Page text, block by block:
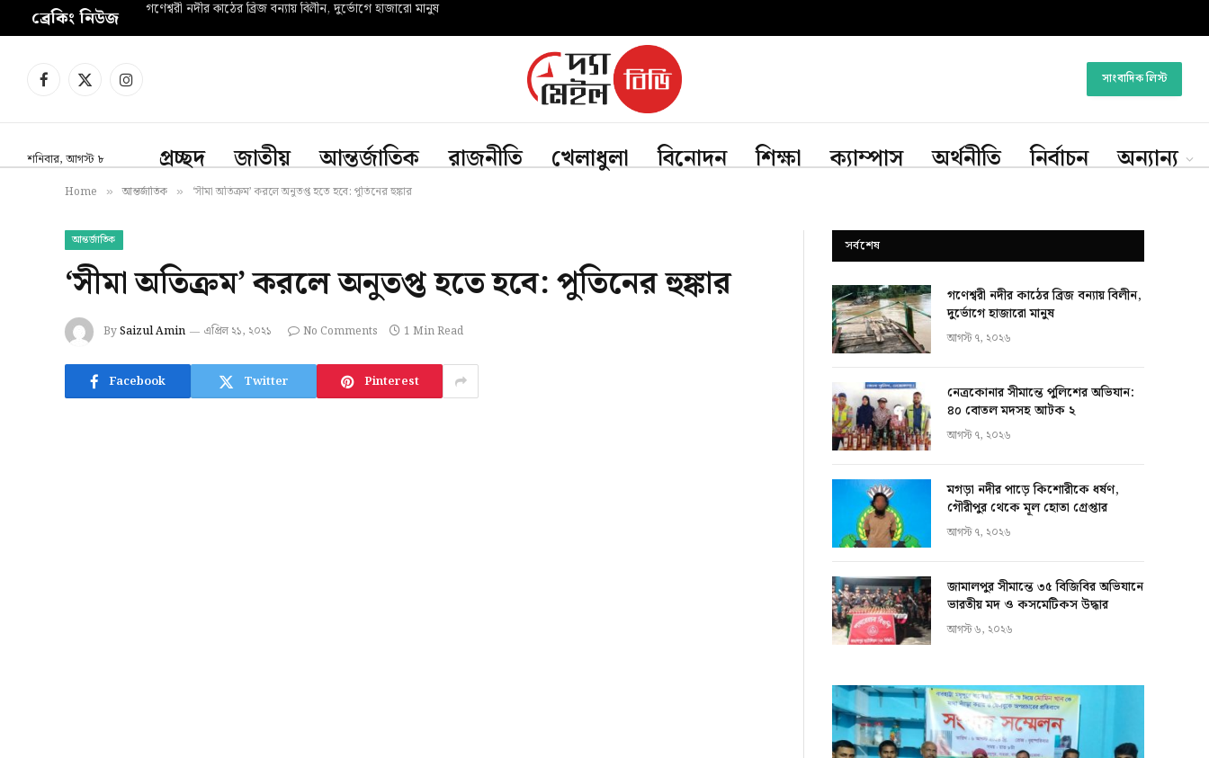
ব্রেকিং নিউজ গণেশ্বরী নদীর কাঠের ব্রিজ বন্যায় বিলীন, দুর্ভোগে হাজারো মানুষ
Facebook
X
Instagram সাংবাদিক লিস্ট
শনিবার, আগস্ট ৮ প্রচ্ছদ জাতীয় আন্তর্জাতিক রাজনীতি খেলাধুলা বিনোদন শিক্ষা ক্যাম্পাস অর্থনীতি নির্বাচন অন্যান্য
Home » আন্তর্জাতিক » ‘সীমা অতিক্রম’ করলে অনুতপ্ত হতে হবে: পুতিনের হুঙ্কার
আন্তর্জাতিক
‘সীমা অতিক্রম’ করলে অনুতপ্ত হতে হবে: পুতিনের হুঙ্কার
BySaizul Amin এপ্রিল ২১, ২০২১ No Comments 1 Min Read
Facebook Twitter Pinterest
সর্বশেষ
গণেশ্বরী নদীর কাঠের ব্রিজ বন্যায় বিলীন,
দুর্ভোগে হাজারো মানুষ
আগস্ট ৭, ২০২৬
নেত্রকোনার সীমান্তে পুলিশের অভিযান:
৪০ বোতল মদসহ আটক ২
আগস্ট ৭, ২০২৬
মগড়া নদীর পাড়ে কিশোরীকে ধর্ষণ,
গৌরীপুর থেকে মূল হোতা গ্রেপ্তার
আগস্ট ৭, ২০২৬
জামালপুর সীমান্তে ৩৫ বিজিবির অভিযানে
ভারতীয় মদ ও কসমেটিকস উদ্ধার
আগস্ট ৬, ২০২৬